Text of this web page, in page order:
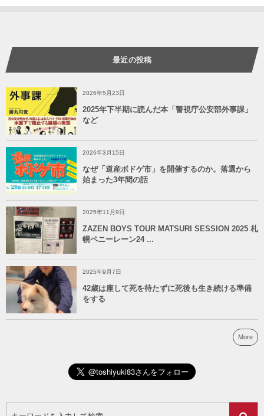
最近の投稿
2026年5月23日
2025年下半期に読んだ本「警視庁公安部外事課」
など
2026年3月15日
なぜ「道産ボドゲ市」を開催するのか。落選から
始まった3年間の話
2025年11月9日
ZAZEN BOYS TOUR MATSURI SESSION 2025 札
幌ペニーレーン24 ...
2025年9月7日
42歳は座して死を待たずに死後も生き続ける準備
をする
More